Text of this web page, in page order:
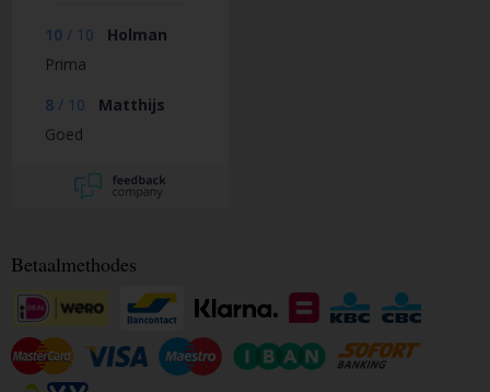
10 / 10
Holman
Prima
8 / 10
Matthijs
Goed
Betaalmethodes